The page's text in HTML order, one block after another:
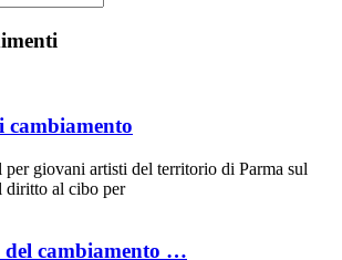
cambiamento
per giovani artisti del territorio di Parma sul
diritto al cibo per
del cambiamento …